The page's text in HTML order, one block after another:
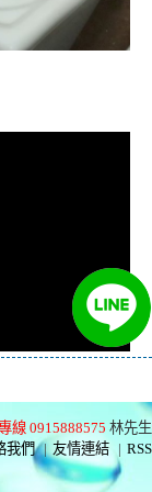
線 0915888575 林先生
我們 | 友情連結 | RSS